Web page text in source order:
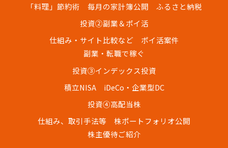
「料理」節約術
毎月の家計簿公開
ふるさと納税
投資②副業＆ポイ活
仕組み・サイト比較など
ポイ活案件
副業・転職で稼ぐ
投資③インデックス投資
積立NISA
iDeCo・企業型DC
投資④高配当株
仕組み、取引手法等
株ポートフォリオ公開
株主優待ご紹介